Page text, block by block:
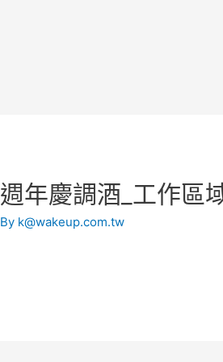
週年慶調酒_工作區
By k@wakeup.com.tw